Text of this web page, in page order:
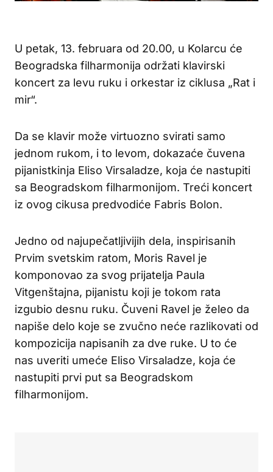
U petak, 13. februara od 20.00, u Kolarcu će
Beogradska filharmonija održati klavirski
koncert za levu ruku i orkestar iz ciklusa „Rat i
mir“.
Da se klavir može virtuozno svirati samo
jednom rukom, i to levom, dokazaće čuvena
pijanistkinja Eliso Virsaladze, koja će nastupiti
sa Beogradskom filharmonijom. Treći koncert
iz ovog cikusa predvodiće Fabris Bolon.
Jedno od najupečatljivijih dela, inspirisanih
Prvim svetskim ratom, Moris Ravel je
komponovao za svog prijatelja Paula
Vitgenštajna, pijanistu koji je tokom rata
izgubio desnu ruku. Čuveni Ravel je želeo da
napiše delo koje se zvučno neće razlikovati od
kompozicija napisanih za dve ruke. U to će
nas uveriti umeće Eliso Virsaladze, koja će
nastupiti prvi put sa Beogradskom
filharmonijom.